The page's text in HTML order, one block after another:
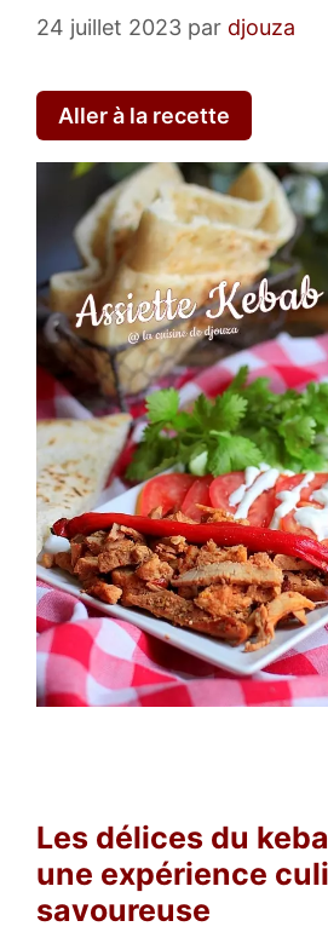
24 juillet 2023 par djouza
Aller à la recette
Les délices du
une expérience
savoureuse